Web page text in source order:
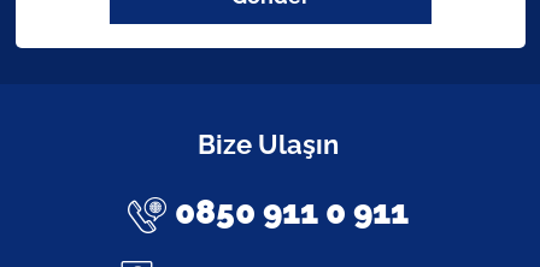
Bize Ulaşın
0850 911 0 911